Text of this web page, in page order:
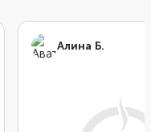
Алина Б.